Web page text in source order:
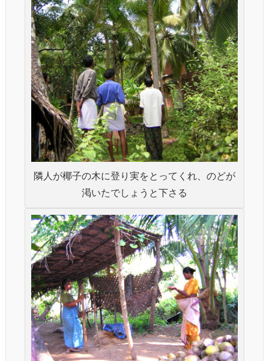
隣人が椰子の木に登り実をとってくれ、のどが
渇いたでしょうと下さる